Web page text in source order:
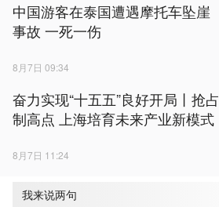
我来说两句
中国游客在泰国遭遇摩托车坠崖
事故 一死一伤
8月7日 09:34
奋力实现“十五五”良好开局丨抢占
制高点 上海培育未来产业新模式
8月7日 11:24